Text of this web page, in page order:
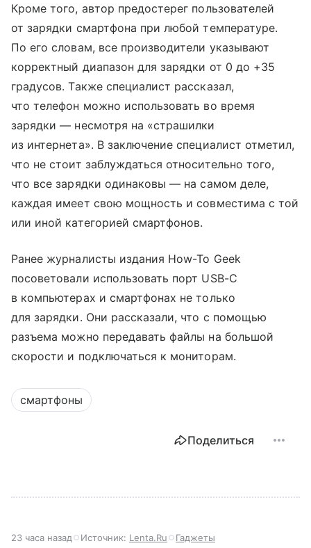
Кроме того, автор предостерег пользователей
от зарядки смартфона при любой температуре.
По его словам, все производители указывают
корректный диапазон для зарядки от 0 до +35
градусов. Также специалист рассказал,
что телефон можно использовать во время
зарядки — несмотря на «страшилки
из интернета». В заключение специалист отметил,
что не стоит заблуждаться относительно того,
что все зарядки одинаковы — на самом деле,
каждая имеет свою мощность и совместима с той
или иной категорией смартфонов.
Ранее журналисты издания How-To Geek
посоветовали использовать порт USB-C
в компьютерах и смартфонах не только
для зарядки. Они рассказали, что с помощью
разъема можно передавать файлы на большой
скорости и подключаться к мониторам.
смартфоны
Поделиться
23 часа назад Источник: Lenta.Ru Гаджеты